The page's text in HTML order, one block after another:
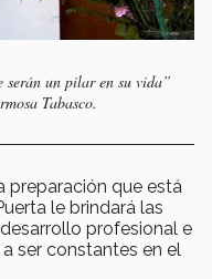
serán un pilar en su vida”
Tabasco.
preparación que está
le brindará las
profesional e
ser constantes en el